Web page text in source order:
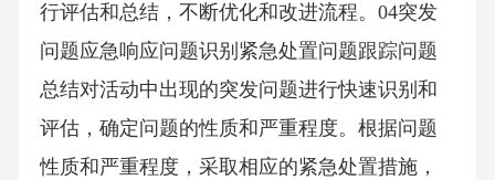
行评估和总结，不断优化和改进流程。04突发
问题应急响应问题识别紧急处置问题跟踪问题
总结对活动中出现的突发问题进行快速识别和
评估，确定问题的性质和严重程度。根据问题
性质和严重程度，采取相应的紧急处置措施，